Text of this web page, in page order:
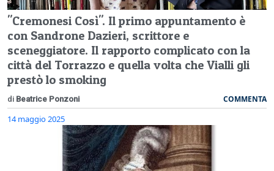
"Cremonesi Così". Il primo appuntamento è
con Sandrone Dazieri, scrittore e
sceneggiatore. Il rapporto complicato con la
città del Torrazzo e quella volta che Vialli gli
prestò lo smoking
di Beatrice Ponzoni COMMENTA
14 maggio 2025